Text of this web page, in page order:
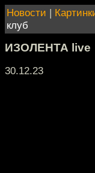
Новости |
клуб
ИЗОЛЕНТА live
30.12.23